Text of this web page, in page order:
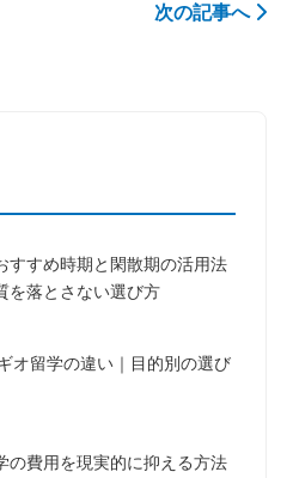
次の記事へ
すすめ時期と閑散期の活用法
を落とさない選び方
オ留学の違い｜目的別の選び
の費用を現実的に抑える方法